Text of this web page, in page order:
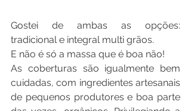
Gostei de ambas as opções:
tradicional e integral multi grãos.
E não é só a massa que é boa não!
As coberturas são igualmente bem
cuidadas, com ingredientes artesanais
de pequenos produtores e boa parte